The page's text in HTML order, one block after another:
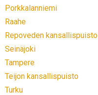
Porkkalanniemi
Raahe
Repoveden kansallispuisto
Seinäjoki
Tampere
Teijon kansallispuisto
Turku